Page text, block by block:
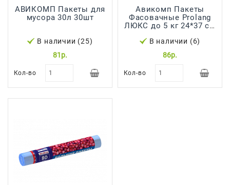
АВИКОМП Пакеты для
мусора 30л 30шт
В наличии (25)
81р.
Кол-во
Авикомп Пакеты
Фасовачные Prolang
ЛЮКС до 5 кг 24*37 см
В наличии (6)
86р.
Кол-во